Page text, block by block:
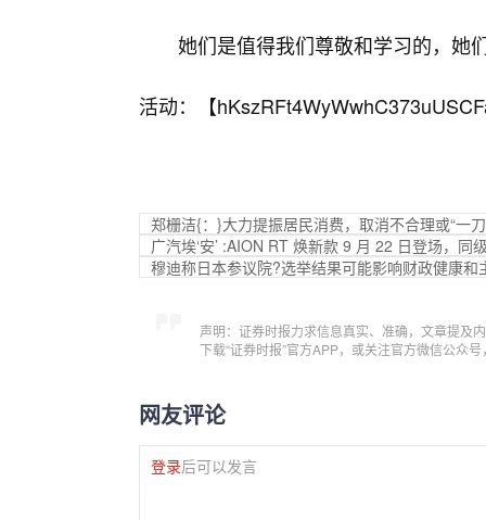
她们是值得我们尊敬和学习的，她
活动：【
郑栅洁{：}大力提振居民消费，取消不合理或“一
广汽埃‘安’ :AION RT 焕新款 9 月 22 日登场，同
穆迪称日本参议院?选举结果可能影响财政健康和
声明：证券时报力求信息真实、准确，文章提及
下载“证券时报”官方APP，或关注官方微信公众
网友评论
登录后可以发言